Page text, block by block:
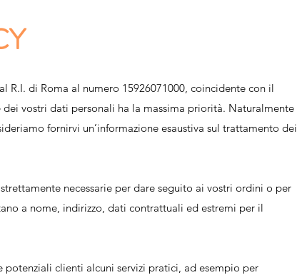
R.I. di Roma al numero 15926071000, coincidente con il
vostri dati personali ha la massima priorità. Naturalmente
fornirvi un’informazione esaustiva sul trattamento dei
necessarie per dare seguito ai vostri ordini o per
a nome, indirizzo, dati contrattuali ed estremi per il
clienti alcuni servizi pratici, ad esempio per